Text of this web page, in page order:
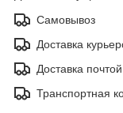
Самовывоз
Доставка
Доставка почтой
Транспортная